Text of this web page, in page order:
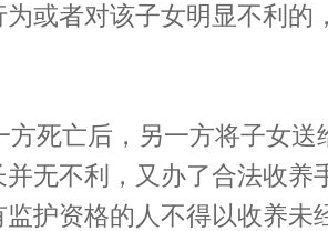
为或者对该子女明显不利的
方死亡后，另一方将子女
并无不利，又办了合法收养
监护资格的人不得以收养未